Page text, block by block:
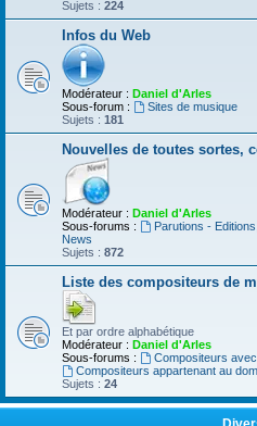
Sujets : 224
Infos du Web
Modérateur : Daniel d'Arles
Sous-forum :
Sites de musique
Sujets : 181
Nouvelles de toutes sortes,
Modérateur : Daniel d'Arles
Sous-forums :
Parutions - Editions
News
Sujets : 872
Liste des compositeurs de
Et par ordre alphabétique
Modérateur : Daniel d'Arles
Sous-forums :
Compositeurs
Compositeurs appartenant au
Sujets : 24